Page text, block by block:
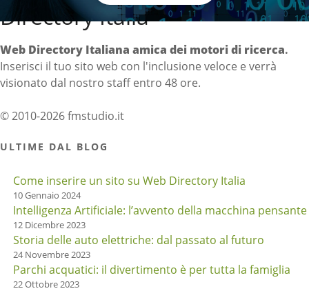
Directory Italia
Web Directory Italiana amica dei motori di ricerca.
Inserisci il tuo sito web con l'inclusione veloce e verrà
visionato dal nostro staff entro 48 ore.
© 2010-2026 fmstudio.it
ULTIME DAL BLOG
Come inserire un sito su Web Directory Italia
10 Gennaio 2024
Intelligenza Artificiale: l’avvento della macchina pensante
12 Dicembre 2023
Storia delle auto elettriche: dal passato al futuro
24 Novembre 2023
Parchi acquatici: il divertimento è per tutta la famiglia
22 Ottobre 2023